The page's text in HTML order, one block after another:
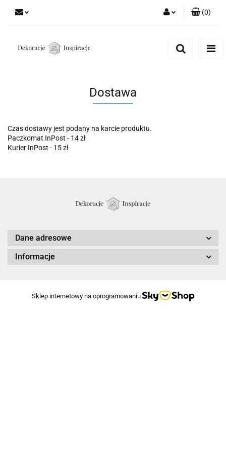
(0)
Dostawa
Czas dostawy jest podany na karcie produktu.
Paczkomat InPost - 14 zł
Kurier InPost - 15 zł
Dane adresowe
Informacje
Sklep internetowy na oprogramowaniu